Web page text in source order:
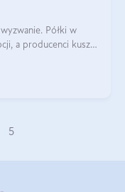
Półki w
a producenci kuszą
5